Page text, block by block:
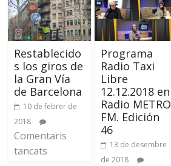
Restablecido
s los giros de
la Gran Vía
de Barcelona
10 de febrer de
2018
Comentaris
tancats
Programa
Radio Taxi
Libre
12.12.2018 en
Radio METRO
FM. Edición
46
13 de desembre
de 2018